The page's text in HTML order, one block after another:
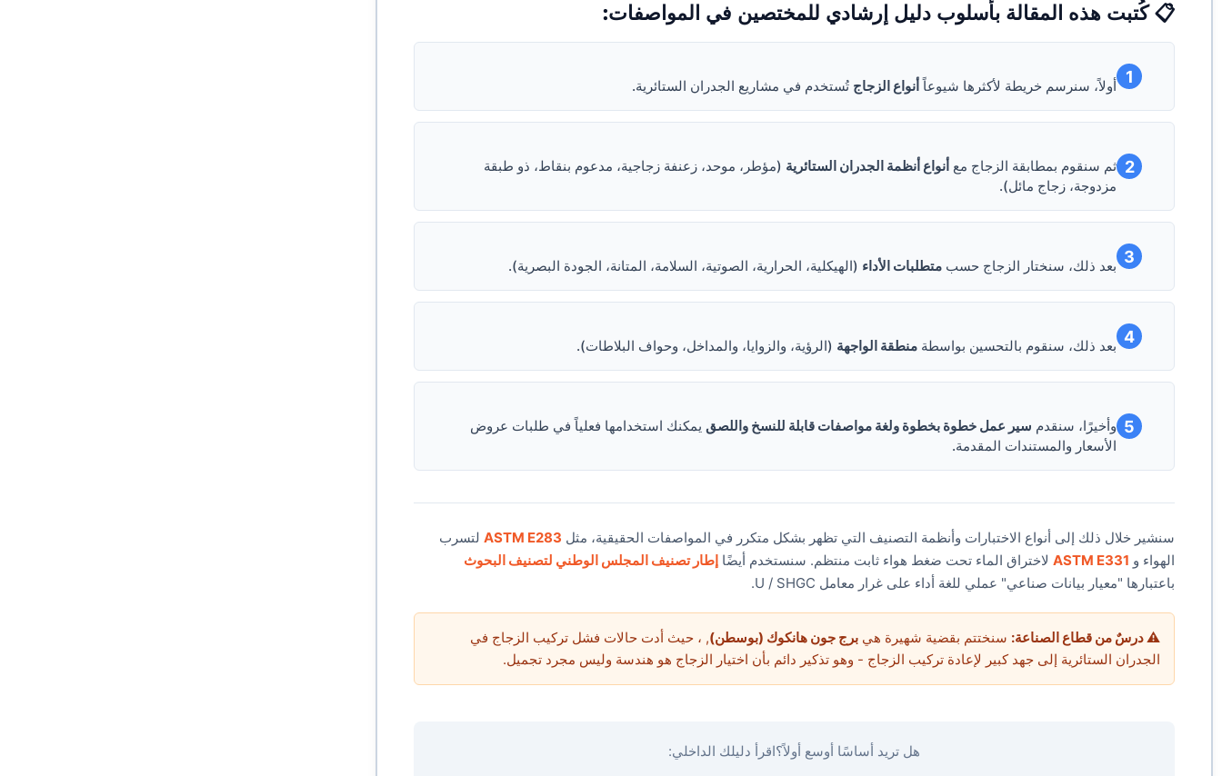
📋 كُتبت هذه المقالة بأسلوب دليل إرشادي للمختصين في المواصفات:
1 أولاً، سنرسم خريطة لأكثرها شيوعاً أنواع الزجاج تُستخدم في مشاريع الجدران الستائرية.
2 ثم سنقوم بمطابقة الزجاج مع أنواع أنظمة الجدران الستائرية (مؤطر، موحد، زعنفة زجاجية، مدعوم بنقاط، ذو طبقة
مزدوجة، زجاج مائل).
3 بعد ذلك، سنختار الزجاج حسب متطلبات الأداء (الهيكلية، الحرارية، الصوتية، السلامة، المتانة، الجودة البصرية).
4 بعد ذلك، سنقوم بالتحسين بواسطة منطقة الواجهة (الرؤية، والزوايا، والمداخل، وحواف البلاطات).
5 وأخيرًا، سنقدم سير عمل خطوة بخطوة ولغة مواصفات قابلة للنسخ واللصق يمكنك استخدامها فعلياً في طلبات عروض
الأسعار والمستندات المقدمة.
سنشير خلال ذلك إلى أنواع الاختبارات وأنظمة التصنيف التي تظهر بشكل متكرر في المواصفات الحقيقية، مثل ASTM E283 لتسرب
الهواء و ASTM E331 لاختراق الماء تحت ضغط هواء ثابت منتظم. سنستخدم أيضًا إطار تصنيف المجلس الوطني لتصنيف البحوث
باعتبارها "معيار بيانات صناعي" عملي للغة أداء على غرار معامل U / SHGC.
⚠️ درسٌ من قطاع الصناعة: سنختتم بقضية شهيرة هي برج جون هانكوك (بوسطن), ، حيث أدت حالات فشل تركيب الزجاج في
الجدران الستائرية إلى جهد كبير لإعادة تركيب الزجاج - وهو تذكير دائم بأن اختيار الزجاج هو هندسة وليس مجرد تجميل.
هل تريد أساسًا أوسع أولاً؟اقرأ دليلك الداخلي: